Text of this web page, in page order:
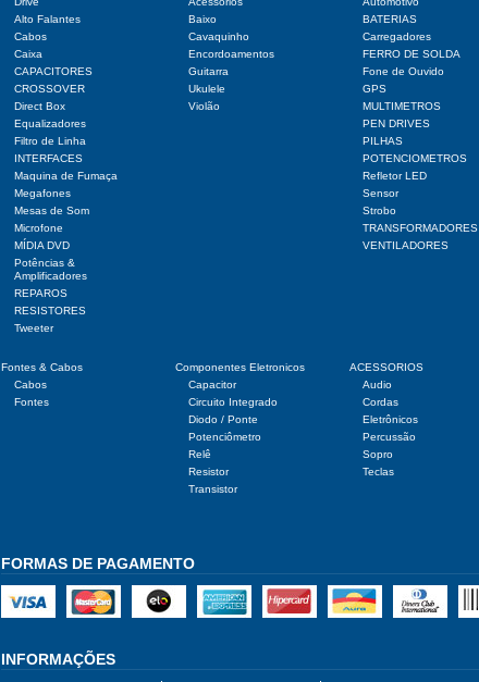
Alto Falantes
Cabos
Caixa
CAPACITORES
CROSSOVER
Direct Box
Equalizadores
Filtro de Linha
INTERFACES
Maquina de Fumaça
Megafones
Mesas de Som
Microfone
MÍDIA DVD
Potências &
Amplificadores
REPAROS
RESISTORES
Tweeter
Baixo
Cavaquinho
Encordoamentos
Guitarra
Ukulele
Violão
BATERIAS
Carregadores
FERRO DE SOLDA
Fone de Ouvido
GPS
MULTIMETROS
PEN DRIVES
PILHAS
POTENCIOMETROS
Refletor LED
Sensor
Strobo
TRANSFORMADORES
VENTILADORES
Fontes & Cabos
Cabos
Fontes
Componentes Eletronicos
Capacitor
Circuito Integrado
Diodo / Ponte
Potenciômetro
Relê
Resistor
Transistor
ACESSORIOS
Audio
Cordas
Eletrônicos
Percussão
Sopro
Teclas
FORMAS DE PAGAMENTO
INFORMAÇÕES